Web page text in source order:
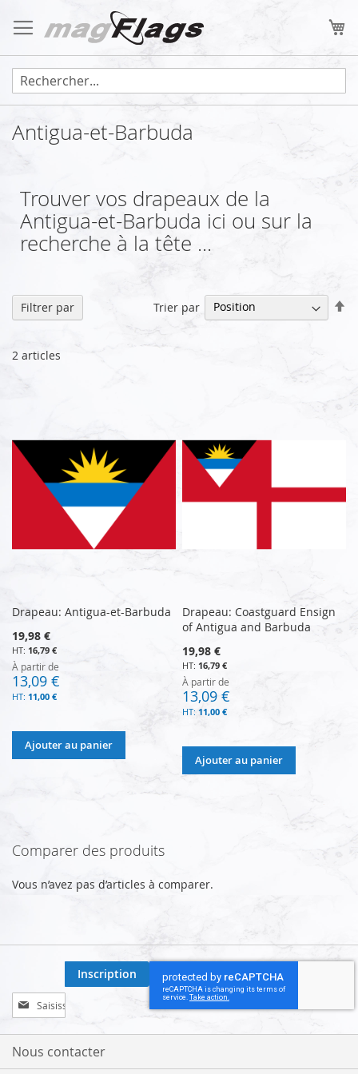
au
contenu
Antigua-et-Barbuda
Trouver vos drapeaux de la
Antigua-et-Barbuda ici ou sur la
recherche à la tête ...
2 articles
Trier par
Drapeau: Antigua-et-Barbuda
19,98 €
16,79 €
À partir de
13,09 €
11,00 €
Ajouter au panier
Drapeau: Coastguard Ensign
of Antigua and Barbuda
19,98 €
16,79 €
À partir de
13,09 €
11,00 €
Ajouter au panier
Filtrer par
Comparer des produits
Vous n’avez pas d’articles à comparer.
Inscription
à
notre
lettre
Inscription
Nous contacter